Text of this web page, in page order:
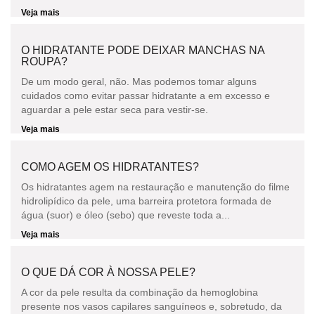
Veja mais
O HIDRATANTE PODE DEIXAR MANCHAS NA
ROUPA?
De um modo geral, não. Mas podemos tomar alguns
cuidados como evitar passar hidratante a em excesso e
aguardar a pele estar seca para vestir-se.
Veja mais
COMO AGEM OS HIDRATANTES?
Os hidratantes agem na restauração e manutenção do filme
hidrolipídico da pele, uma barreira protetora formada de
água (suor) e óleo (sebo) que reveste toda a...
Veja mais
O QUE DÁ COR À NOSSA PELE?
A cor da pele resulta da combinação da hemoglobina
presente nos vasos capilares sanguíneos e, sobretudo, da